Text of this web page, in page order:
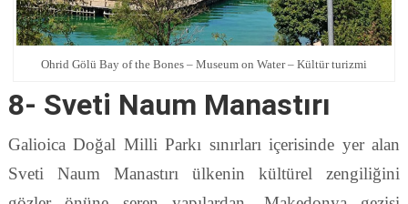
Ohrid Gölü Bay of the Bones – Museum on Water – Kültür turizmi
8- Sveti Naum Manastırı
Galioica Doğal Milli Parkı sınırları içerisinde yer alan
Sveti Naum Manastırı ülkenin kültürel zengiliğini